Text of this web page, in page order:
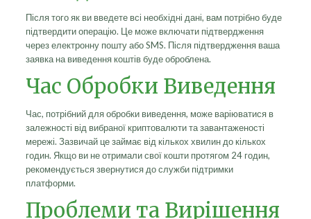
Після того як ви введете всі необхідні дані, вам потрібно буде
підтвердити операцію. Це може включати підтвердження
через електронну пошту або SMS. Після підтвердження ваша
заявка на виведення коштів буде оброблена.
Час Обробки Виведення
Час, потрібний для обробки виведення, може варіюватися в
залежності від вибраної криптовалюти та завантаженості
мережі. Зазвичай це займає від кількох хвилин до кількох
годин. Якщо ви не отримали свої кошти протягом 24 годин,
рекомендується звернутися до служби підтримки
платформи.
Проблеми та Вирішення